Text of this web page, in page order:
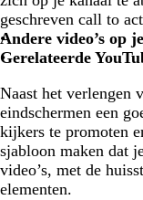
geschreven call to
Andere video’s op
Gerelateerde
Naast het verlengen
eindschermen een
kijkers te promoten
sjabloon maken dat
video’s, met de
elementen.